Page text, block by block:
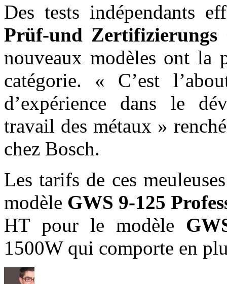
Des tests indépendants
Prüf-und Zertifizierungs
nouveaux modèles ont la
catégorie. « C’est
d’expérience dans le
travail des métaux »
chez Bosch.
Les tarifs de ces
modèle GWS 9-125
HT pour le modèle
1500W qui comporte en